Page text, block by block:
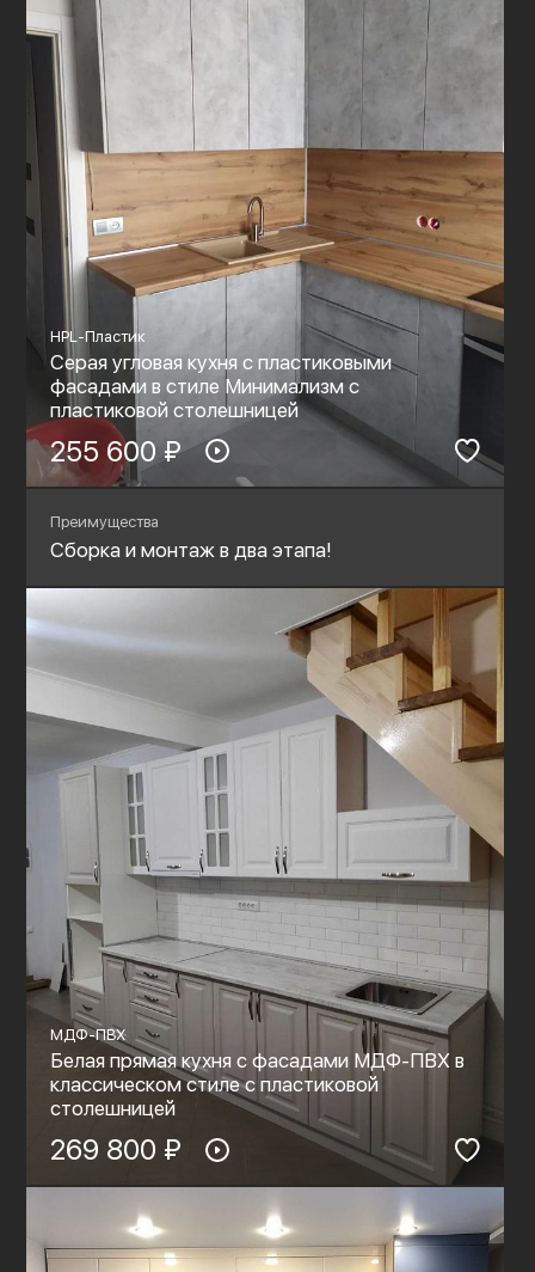
HPL-Пластик
Серая угловая кухня с пластиковыми
фасадами в стиле Минимализм с
пластиковой столешницей
255 600 ₽
Преимущества
Сборка и монтаж в два этапа!
МДФ-ПВХ
Белая прямая кухня с фасадами МДФ-ПВХ в
классическом стиле с пластиковой
столешницей
269 800 ₽